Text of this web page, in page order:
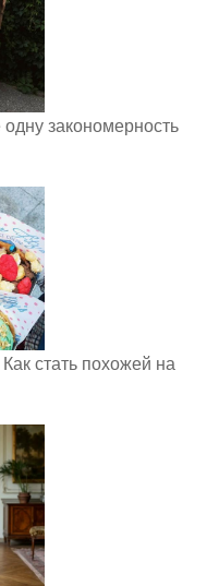
закономерность
стать похожей на